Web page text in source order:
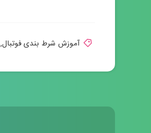
آموزش شرط بندی فوتبال,